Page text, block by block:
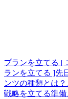
プランを立てる [
ランを立てる ]先
ンツの種類とは
戦略を立てる準